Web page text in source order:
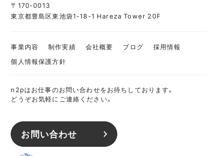
〒170-0013
東京都豊島区東池袋1-18-1 Hareza Tower 20F
事業内容 制作実績 会社概要 ブログ
採用情報
個人情報保護方針
n2pはお仕事のお問い合わせをお待ちしております。
どうぞお気軽にご連絡ください。
お問い合わせ